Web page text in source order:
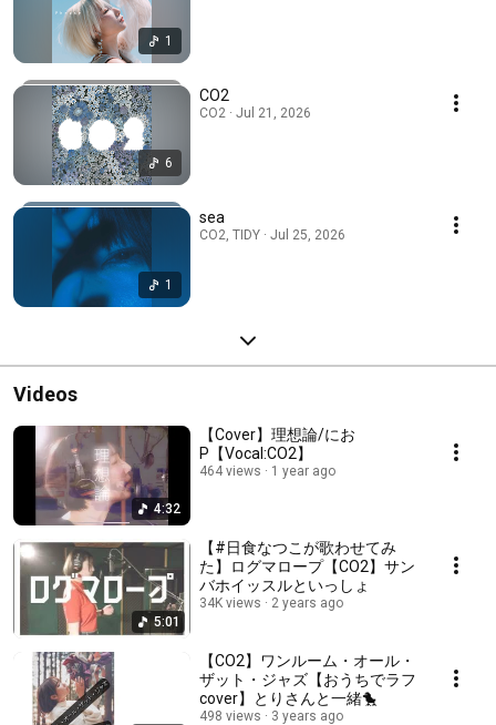
1
6
CO2
CO2 · Jul 21, 2026
1
sea
CO2, TIDY · Jul 25, 2026
Videos
4:32
【Cover】理想論/にお
P【Vocal:CO2】
464 views 1 year ago
5:01
【#日食なつこが歌わせてみ
た】ログマロープ【CO2】サン
バホイッスルといっしょ
34K views 2 years ago
【CO2】ワンルーム・オール・
ザット・ジャズ【おうちでラフ
cover】とりさんと一緒🐤
498 views 3 years ago